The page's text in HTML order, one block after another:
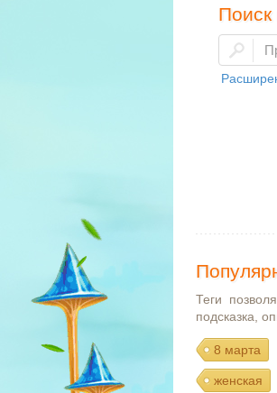
Поиск
Теги
подсказка,
8 марта
женская